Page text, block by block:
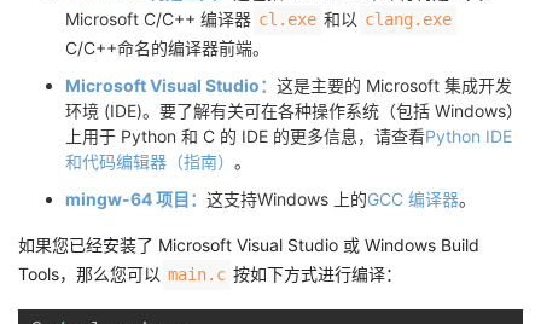
Microsoft C/C++ 编译器 cl.exe 和以 clang.exe
C/C++命名的编译器前端。
Microsoft Visual Studio： 这是主要的 Microsoft 集成开发
环境 (IDE)。要了解有关可在各种操作系统（包括 Windows）
上用于 Python 和 C 的 IDE 的更多信息，请查看Python IDE
和代码编辑器（指南） 。
mingw-64 项目： 这支持Windows 上的GCC 编译器。
如果您已经安装了 Microsoft Visual Studio 或 Windows Build
Tools，那么您可以 main.c 按如下方式进行编译：